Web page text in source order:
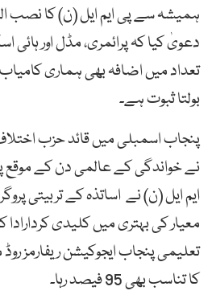
ہمیشہ سے پی ایم ایل (ن) کا نصب
دعویٰ کیا کہ پرائمری، مڈل اور ہائی
تعداد میں اضافہ بھی ہماری
بولتا ثبوت ہے۔
پنجاب اسمبلی میں قائد حزب
نے خواندگی کے عالمی دن کے موقع
ایم ایل (ن) نے اساتذہ کے تربیتی
معیار کی بہتری میں کلیدی
تعلیمی پنجاب ایجوکیشن ریفارمز
کا تناسب بھی 95 فیصد رہا۔